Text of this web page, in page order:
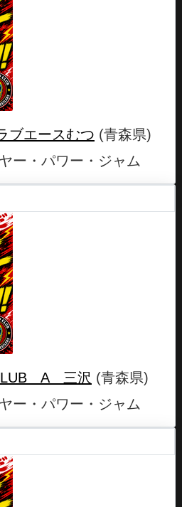
ブエースむつ (青森県)
ー・パワー・ジャム
A 三沢 (青森県)
ー・パワー・ジャム